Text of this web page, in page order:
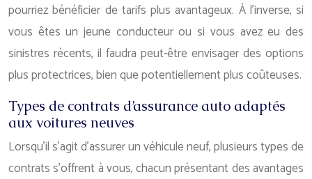
pourriez bénéficier de tarifs plus avantageux. À l’inverse, si
vous êtes un jeune conducteur ou si vous avez eu des
sinistres récents, il faudra peut-être envisager des options
plus protectrices, bien que potentiellement plus coûteuses.
Types de contrats d’assurance auto adaptés
aux voitures neuves
Lorsqu’il s’agit d’assurer un véhicule neuf, plusieurs types de
contrats s’offrent à vous, chacun présentant des avantages